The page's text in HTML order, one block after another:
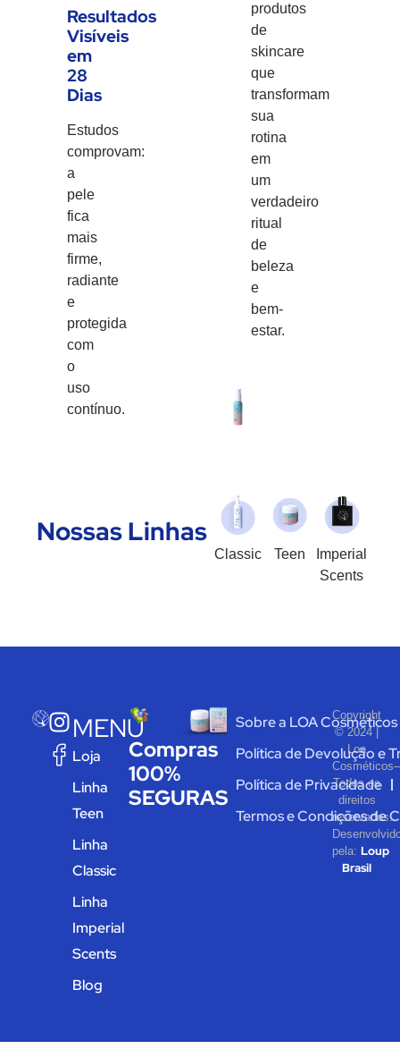
Resultados
Visíveis
em
28
Dias
Estudos
comprovam:
a
pele
fica
mais
firme,
radiante
e
protegida
com
o
uso
contínuo.
produtos
de
skincare
que
transformam
sua
rotina
em
um
verdadeiro
ritual
de
beleza
e
bem-
estar.
Nossas Linhas
Classic Teen
Imperial
Scents
MENU
Loja
Linha
Teen
Linha
Classic
Linha
Imperial
Scents
Blog
Compras
100%
SEGURAS
Sobre a LOA Cosméticos
Política de Devolução e
Política de Privacidade
Termos e Condições de
Copyright
© 2024 |
Loa
Cosméticos–
Todos os
direitos
reservados.
pela:Loup
Brasil